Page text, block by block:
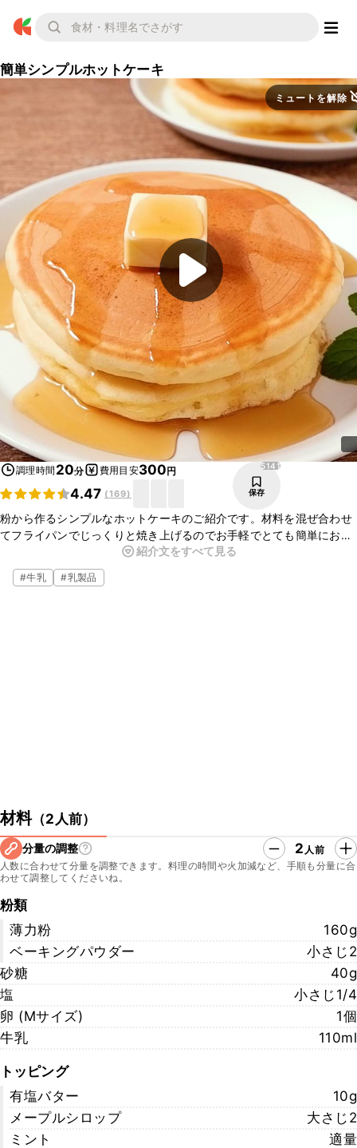
簡単シンプルホットケーキ
ミュートを解除
調理時間 20分 費用目安300円
4.47 (169)
5141
保存
粉から作るシンプルなホットケーキのご紹介です。材料を混ぜ合わせ
てフライパンでじっくりと焼き上げるのでお手軽でとても簡単にお作
りいただけますよ。手順も簡単ですので、お子さまと一緒に作っても
楽しく調理できますね。ぜひお試しください。
紹介文をすべて見る
#牛乳 #乳製品
材料（2人前）
分量の調整 2 人前
人数に合わせて分量を調整できます。料理の時間や火加減など、手順も分量に合
わせて調整してくださいね。
粉類
薄力粉
160g
ベーキングパウダー
小さじ2
砂糖
40g
塩
小さじ1/4
卵 (Mサイズ)
1個
牛乳
110ml
トッピング
有塩バター
10g
メープルシロップ
大さじ2
ミント
適量